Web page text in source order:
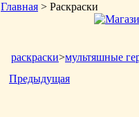
Главная > Раскраски
раскраски>мультяшные
Предыдущая